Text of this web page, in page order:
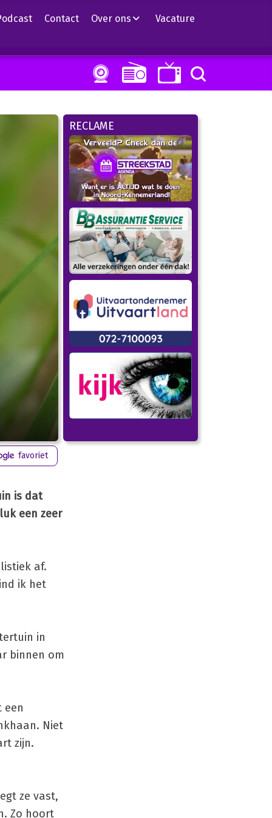
Contact Over ons Vacature
RECLAME
favoriet
is dat
een zeer
af.
ik het
in
binnen om
een
Niet
zijn.
ze vast,
Zo hoort